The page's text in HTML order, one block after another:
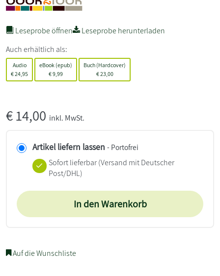
Leseprobe öffnen
Leseprobe herunterladen
Auch erhältlich als:
Audio
€24,95
eBook (epub)
€9,99
Buch (Hardcover)
€23,00
€14,00 inkl. MwSt.
Artikel liefern lassen - Portofrei
Sofort lieferbar(Versand mit Deutscher
Post/DHL)
In den Warenkorb
Auf die Wunschliste